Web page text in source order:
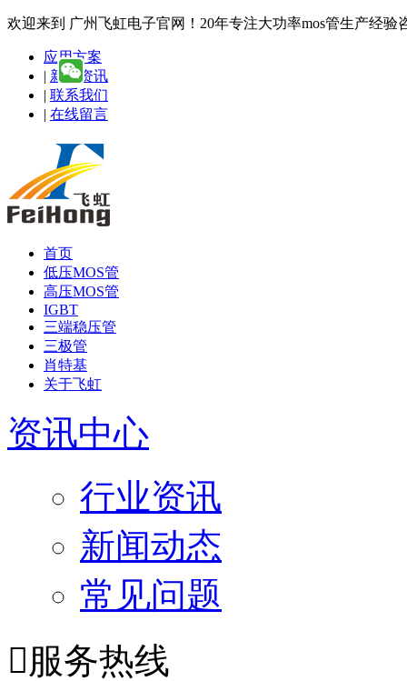
欢迎来到 广州飞虹电子官网！20年专注大功率mos管生产经验
应用方案
| 新闻资讯
| 联系我们
| 在线留言
首页
低压MOS管
高压MOS管
IGBT
三端稳压管
三极管
肖特基
关于飞虹
资讯中心
行业资讯
新闻动态
常见问题
服务热线